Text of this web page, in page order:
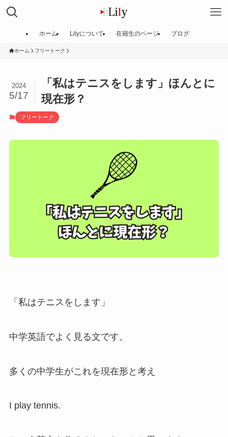
ホーム Lilyについて 在籍生のページ ブログ
ホーム フリートーク
「私はテニスをします」ほんとに
現在形？
2024
5/17
フリートーク
「私はテニスをします」
中学英語でよく見る文です。
多くの中学生がこれを現在形と考え
I play tennis.